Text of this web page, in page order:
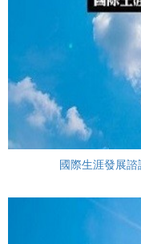
國際生涯發展